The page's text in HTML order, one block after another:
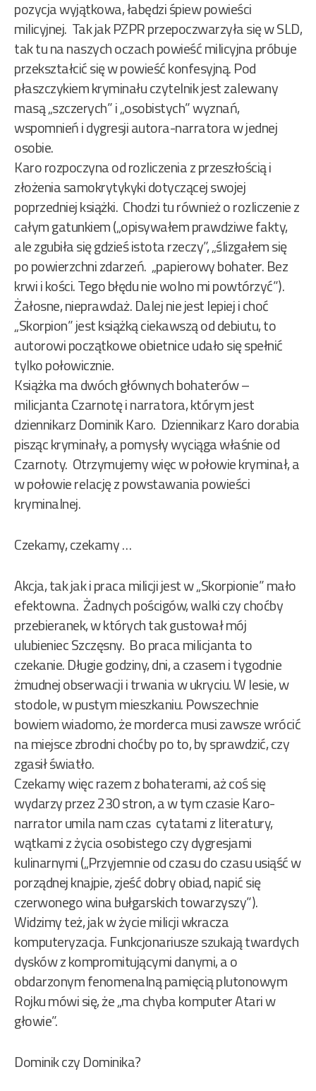
pozycja wyjątkowa, łabędzi śpiew powieści
milicyjnej. Tak jak PZPR przepoczwarzyła się w SLD,
tak tu na naszych oczach powieść milicyjna próbuje
przekształcić się w powieść konfesyjną. Pod
płaszczykiem kryminału czytelnik jest zalewany
masą „szczerych” i „osobistych” wyznań,
wspomnień i dygresji autora-narratora w jednej
osobie.
Karo rozpoczyna od rozliczenia z przeszłością i
złożenia samokrytykyki dotyczącej swojej
poprzedniej książki. Chodzi tu również o rozliczenie z
całym gatunkiem („opisywałem prawdziwe fakty,
ale zgubiła się gdzieś istota rzeczy”, „ślizgałem się
po powierzchni zdarzeń. „papierowy bohater. Bez
krwi i kości. Tego błędu nie wolno mi powtórzyć”).
Żałosne, nieprawdaż. Dalej nie jest lepiej i choć
„Skorpion” jest książką ciekawszą od debiutu, to
autorowi początkowe obietnice udało się spełnić
tylko połowicznie.
Książka ma dwóch głównych bohaterów –
milicjanta Czarnotę i narratora, którym jest
dziennikarz Dominik Karo. Dziennikarz Karo dorabia
pisząc kryminały, a pomysły wyciąga właśnie od
Czarnoty. Otrzymujemy więc w połowie kryminał, a
w połowie relację z powstawania powieści
kryminalnej.
Czekamy, czekamy …
Akcja, tak jak i praca milicji jest w „Skorpionie” mało
efektowna. Żadnych pościgów, walki czy choćby
przebieranek, w których tak gustował mój
ulubieniec Szczęsny. Bo praca milicjanta to
czekanie. Długie godziny, dni, a czasem i tygodnie
żmudnej obserwacji i trwania w ukryciu. W lesie, w
stodole, w pustym mieszkaniu. Powszechnie
bowiem wiadomo, że morderca musi zawsze wrócić
na miejsce zbrodni choćby po to, by sprawdzić, czy
zgasił światło.
Czekamy więc razem z bohaterami, aż coś się
wydarzy przez 230 stron, a w tym czasie Karo-
narrator umila nam czas cytatami z literatury,
wątkami z życia osobistego czy dygresjami
kulinarnymi („Przyjemnie od czasu do czasu usiąść w
porządnej knajpie, zjeść dobry obiad, napić się
czerwonego wina bułgarskich towarzyszy”).
Widzimy też, jak w życie milicji wkracza
komputeryzacja. Funkcjonariusze szukają twardych
dysków z kompromitującymi danymi, a o
obdarzonym fenomenalną pamięcią plutonowym
Rojku mówi się, że „ma chyba komputer Atari w
głowie”.
Dominik czy Dominika?